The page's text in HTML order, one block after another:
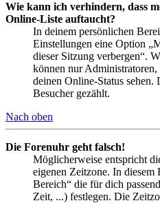
Wie kann ich verhindern, dass
Online-Liste auftaucht?
In deinem persönlichen
Einstellungen eine Option
dieser Sitzung verbergen“.
können nur
deinen Online-Status
Besucher gezählt.
Nach oben
Die Forenuhr geht falsch!
Möglicherweise entspricht
eigenen Zeitzone. In diesem
Bereich“ die für dich
Zeit, ...) festlegen. Die